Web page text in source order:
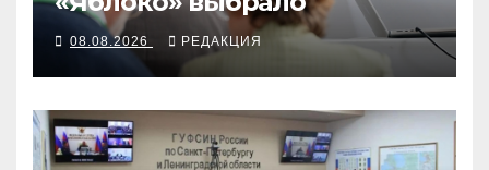
08.08.2026 РЕДАКЦИЯ